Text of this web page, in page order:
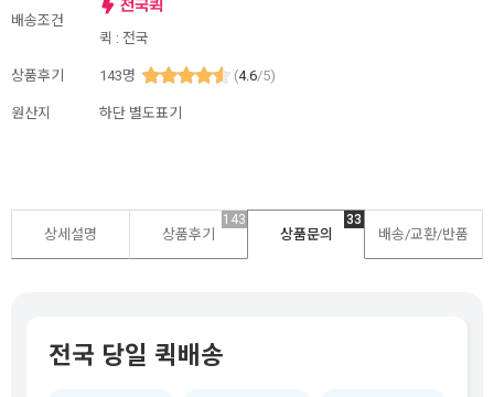
배송조건
퀵 : 전국
상품후기 143명 (4.6/5)
원산지 하단 별도표기
상세설명 상품후기
143
상품문의
33
배송/교환/반품
전국 당일 퀵배송